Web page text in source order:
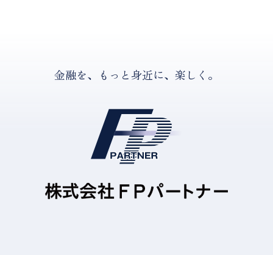
金融を、もっと身近に、楽しく。